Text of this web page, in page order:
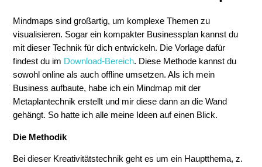
Mindmaps sind großartig, um komplexe Themen zu
visualisieren. Sogar ein kompakter Businessplan kannst du
mit dieser Technik für dich entwickeln. Die Vorlage dafür
findest du im Download-Bereich. Diese Methode kannst du
sowohl online als auch offline umsetzen. Als ich mein
Business aufbaute, habe ich ein Mindmap mit der
Metaplantechnik erstellt und mir diese dann an die Wand
gehängt. So hatte ich alle meine Ideen auf einen Blick.
Die Methodik
Bei dieser Kreativitätstechnik geht es um ein Hauptthema, z.